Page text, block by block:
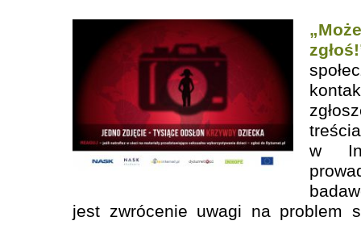
w
jest zwrócenie uwagi na problem